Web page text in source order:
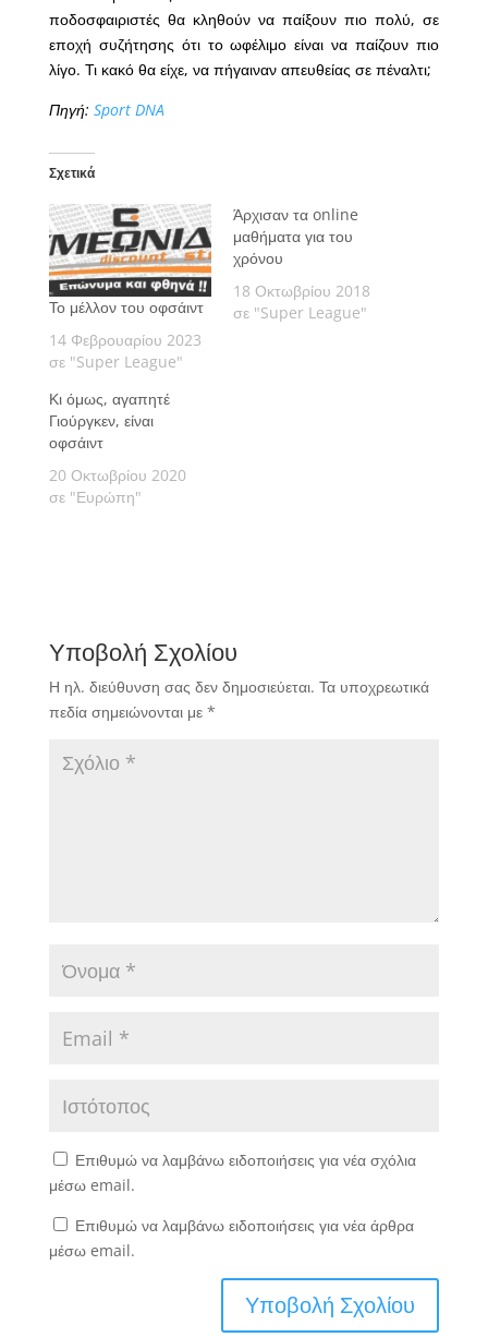
ποδοσφαιριστές θα κληθούν να παίξουν πιο πολύ, σε
εποχή συζήτησης ότι το ωφέλιμο είναι να παίζουν πιο
λίγο. Τι κακό θα είχε, να πήγαιναν απευθείας σε πέναλτι;
Πηγή: Sport DNA
Σχετικά
Το μέλλον του οφσάιντ
14 Φεβρουαρίου 2023
σε "Super League"
Άρχισαν τα online
μαθήματα για του
χρόνου
18 Οκτωβρίου 2018
σε "Super League"
Κι όμως, αγαπητέ
Γιούργκεν, είναι
οφσάιντ
20 Οκτωβρίου 2020
σε "Ευρώπη"
Υποβολή Σχολίου
Η ηλ. διεύθυνση σας δεν δημοσιεύεται. Τα υποχρεωτικά
πεδία σημειώνονται με *
Επιθυμώ να λαμβάνω ειδοποιήσεις για νέα σχόλια
μέσω email.
Επιθυμώ να λαμβάνω ειδοποιήσεις για νέα άρθρα
μέσω email.